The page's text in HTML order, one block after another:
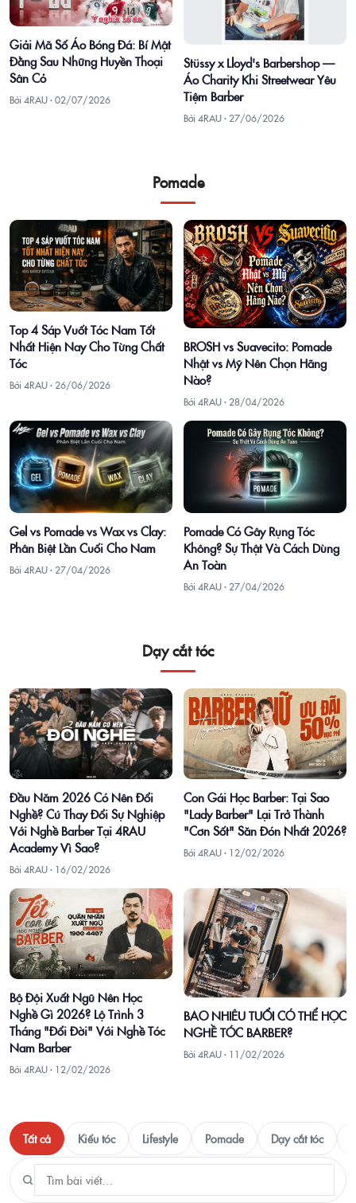
Giải Mã Số Áo Bóng Đá: Bí Mật
Đằng Sau Những Huyền Thoại
Sân Cỏ
Bởi 4RAU ·02/07/2026
Stüssy x Lloyd's Barbershop —
Áo Charity Khi Streetwear Yêu
Tiệm Barber
Bởi 4RAU · 27/06/2026
Pomade
Top 4 Sáp Vuốt Tóc Nam Tốt
Nhất Hiện Nay Cho Từng Chất
Tóc
Bởi 4RAU · 26/06/2026
BROSH vs Suavecito: Pomade
Nhật vs Mỹ Nên Chọn Hãng
Nào?
Bởi 4RAU · 28/04/2026
Gel vs Pomade vs Wax vs Clay:
Phân Biệt Lần Cuối Cho Nam
Bởi 4RAU · 27/04/2026
Pomade Có Gây Rụng Tóc
Không? Sự Thật Và Cách Dùng
An Toàn
Bởi 4RAU · 27/04/2026
Dạy cắt tóc
Đầu Năm 2026 Có Nên Đổi
Nghề? Cú Thay Đổi Sự Nghiệp
Với Nghề Barber Tại 4RAU
Academy Vì Sao?
Bởi 4RAU · 16/02/2026
Con Gái Học Barber: Tại Sao
"Lady Barber" Lại Trở Thành
"Cơn Sốt" Săn Đón Nhất 2026?
Bởi 4RAU · 12/02/2026
Bộ Đội Xuất Ngũ Nên Học
Nghề Gì 2026? Lộ Trình 3
Tháng "Đổi Đời" Với Nghề Tóc
Nam Barber
Bởi 4RAU · 12/02/2026
BAO NHIÊU TUỔI CÓ THỂ HỌC
NGHỀ TÓC BARBER?
Bởi 4RAU · 11/02/2026
Tất cả Kiểu tóc Lifestyle Pomade Dạy cắt tóc